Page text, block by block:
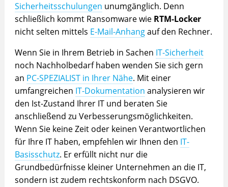
Sicherheitsschulungen unumgänglich. Denn
schließlich kommt Ransomware wie RTM-Locker
nicht selten mittels E-Mail-Anhangauf den Rechner.
Wenn Sie in Ihrem Betrieb in Sachen IT-Sicherheit
noch Nachholbedarf haben wenden Sie sich gern
an PC-SPEZIALIST in Ihrer Nähe. Mit einer
umfangreichen IT-Dokumentation analysieren wir
den Ist-Zustand Ihrer IT und beraten Sie
anschließend zu Verbesserungsmöglichkeiten.
Wenn Sie keine Zeit oder keinen Verantwortlichen
für Ihre IT haben, empfehlen wir Ihnen den IT-
Basisschutz. Er erfüllt nicht nur die
Grundbedürfnisse kleiner Unternehmen an die IT,
sondern ist zudem rechtskonform nach DSGVO.